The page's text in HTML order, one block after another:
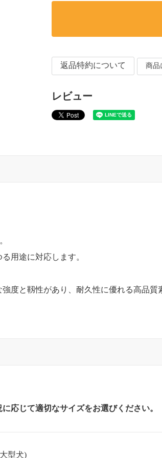
返品特約について 商品
レビュー
用途に対応します。
度と靱性があり、耐久性に優れる高品質
応じて適切なサイズをお選びください。
型犬)